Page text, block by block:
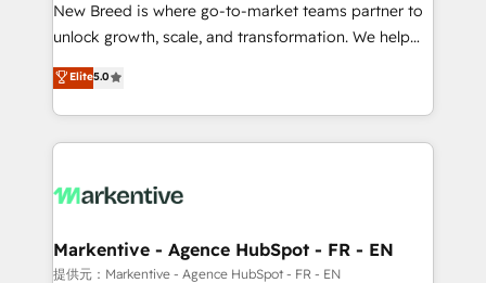
to automate growth. 🏆 Elite Excellence - 8 platform
accreditations and deep HIPAA-compliance
expertise. - A team of 250+ experts dedicated to
your resilient growth.
New Breed is where go-to-market teams partner to
unlock growth, scale, and transformation. We help
companies activate HubSpot’s AI-powered
customer platform and operationalize HubSpot’s
Loop Marketing framework through expert-led
services, smart agents, and purpose-built apps,
results, fast. ⚙️CRM & RevOps: Align all Hubs to your
🎯Demand Gen & ABM: Drive pipeline with inbound,
ABM, AEO, SEO, & paid media. 👩‍💻Web Design:
Elite5.0
Markentive - Agence HubSpot - FR - EN
提供元：Markentive - Agence HubSpot - FR - EN